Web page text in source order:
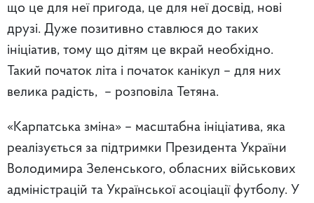
що це для неї пригода, це для неї досвід, нові
друзі. Дуже позитивно ставлюся до таких
ініціатив, тому що дітям це вкрай необхідно.
Такий початок літа і початок канікул – для них
велика радість, – розповіла Тетяна.
«Карпатська зміна» – масштабна ініціатива, яка
реалізується за підтримки Президента України
Володимира Зеленського, обласних військових
адміністрацій та Української асоціації футболу. У